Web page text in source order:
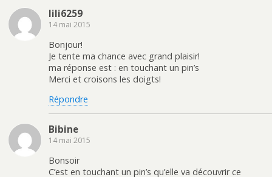
lili6259
14 mai 2015
Bonjour!
Je tente ma chance avec grand plaisir!
ma réponse est : en touchant un pin’s
Merci et croisons les doigts!
Répondre
Bibine
14 mai 2015
Bonsoir
C’est en touchant un pin’s qu’elle va découvrir ce